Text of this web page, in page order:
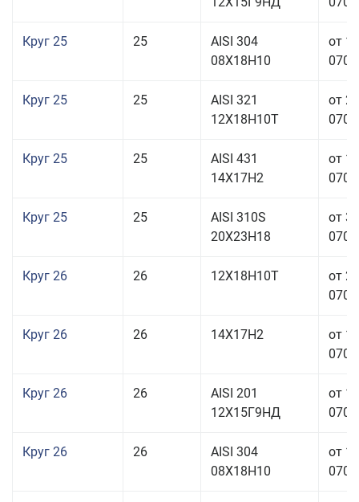
Круг 25 25
AISI 304
08Х18Н10
от
Круг 25 25
AISI 321
12Х18Н10Т
от
Круг 25 25
AISI 431
14Х17Н2
от
Круг 25 25
AISI 310S
20Х23Н18
от
Круг 26 26 12Х18Н10Т
от
Круг 26 26 14Х17Н2
от
Круг 26 26
AISI 201
12Х15Г9НД
от
Круг 26 26
AISI 304
08Х18Н10
от